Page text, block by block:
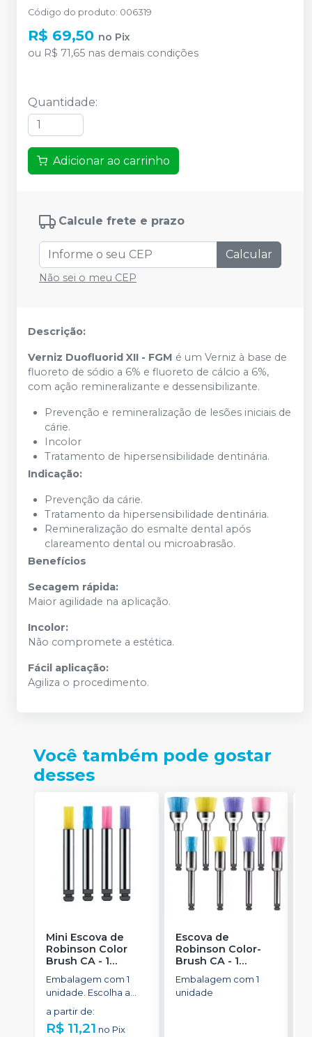
Código do produto: 006319
R$ 69,50 no Pix
ou R$ 71,65 nas demais condições
Quantidade:
Adicionar ao carrinho
Calcule frete e prazo
Calcular
Não sei o meu CEP
Descrição:
Verniz Duofluorid XII - FGM é um Verniz à base de
fluoreto de sódio a 6% e fluoreto de cálcio a 6%,
com ação remineralizante e dessensibilizante.
Prevenção e remineralização de lesões iniciais de
cárie.
Incolor
Tratamento de hipersensibilidade dentinária.
Indicação:
Prevenção da cárie.
Tratamento da hipersensibilidade dentinária.
Remineralização do esmalte dental após
clareamento dental ou microabrasão.
Benefícios
Secagem rápida:
Maior agilidade na aplicação.
Incolor:
Não compromete a estética.
Fácil aplicação:
Agiliza o procedimento.
Você também pode gostar
desses
Mini Escova de
Robinson Color
Brush CA - 1
unidade
AMERICAN BURRS
Embalagem com 1
unidade. Escolha a
a partir de:
R$ 11,21 no Pix
Escova de
Robinson Color-
Brush CA - 1
unidade
AMERICAN BURRS
Embalagem com 1
unidade